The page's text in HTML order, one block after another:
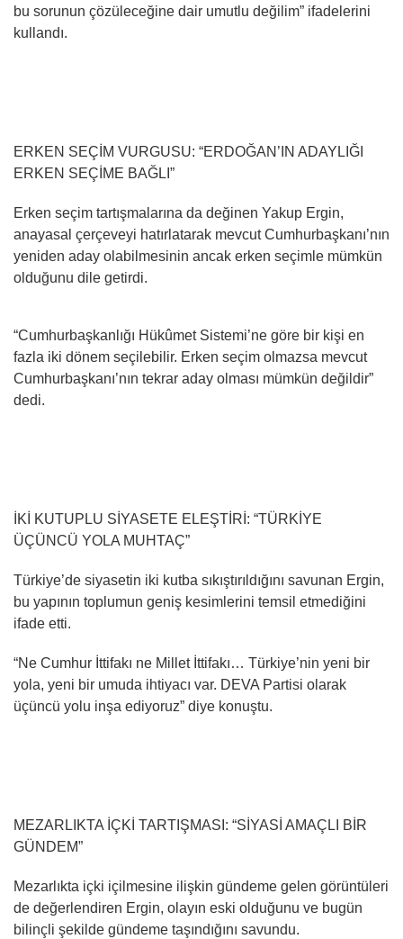
bu sorunun çözüleceğine dair umutlu değilim” ifadelerini
kullandı.
ERKEN SEÇİM VURGUSU: “ERDOĞAN’IN ADAYLIĞI
ERKEN SEÇİME BAĞLI”
Erken seçim tartışmalarına da değinen Yakup Ergin,
anayasal çerçeveyi hatırlatarak mevcut Cumhurbaşkanı’nın
yeniden aday olabilmesinin ancak erken seçimle mümkün
olduğunu dile getirdi.
“Cumhurbaşkanlığı Hükûmet Sistemi’ne göre bir kişi en
fazla iki dönem seçilebilir. Erken seçim olmazsa mevcut
Cumhurbaşkanı’nın tekrar aday olması mümkün değildir”
dedi.
İKİ KUTUPLU SİYASETE ELEŞTİRİ: “TÜRKİYE
ÜÇÜNCÜ YOLA MUHTAÇ”
Türkiye’de siyasetin iki kutba sıkıştırıldığını savunan Ergin,
bu yapının toplumun geniş kesimlerini temsil etmediğini
ifade etti.
“Ne Cumhur İttifakı ne Millet İttifakı… Türkiye’nin yeni bir
yola, yeni bir umuda ihtiyacı var. DEVA Partisi olarak
üçüncü yolu inşa ediyoruz” diye konuştu.
MEZARLIKTA İÇKİ TARTIŞMASI: “SİYASİ AMAÇLI BİR
GÜNDEM”
Mezarlıkta içki içilmesine ilişkin gündeme gelen görüntüleri
de değerlendiren Ergin, olayın eski olduğunu ve bugün
bilinçli şekilde gündeme taşındığını savundu.